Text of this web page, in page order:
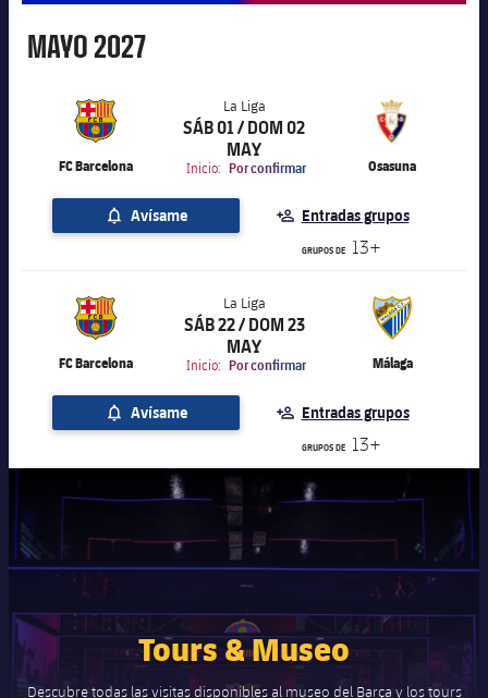
Mayo
MAYO2027
FC Barcelona
La Liga
La Liga
SÁB 01 / DOM 02
MAY
Inicio: Por confirmar Osasuna
label.aria.chevronright
Avísame Entradas grupos
GRUPOS DE 13+
FC Barcelona
La Liga
La Liga
SÁB 22 / DOM 23
MAY
Inicio: Por confirmar Málaga
label.aria.chevronright
Avísame Entradas grupos
GRUPOS DE 13+
Tours & Museo
Descubre todas las visitas disponibles al museo del Barça y los tours